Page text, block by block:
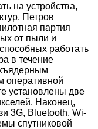
на устройства,
Петров
партия
от пыли и
работать
в течение
оперативной
установлены две
Наконец,
3G, Bluetooth, Wi-
спутниковой